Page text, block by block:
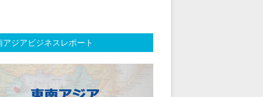
アジアビジネスレポート